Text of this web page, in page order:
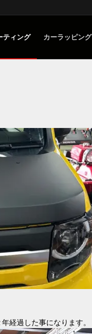
ティング カーラッピング
経過した事になります。